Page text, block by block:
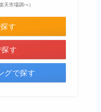
天市場調べ）
す
す
グで探す